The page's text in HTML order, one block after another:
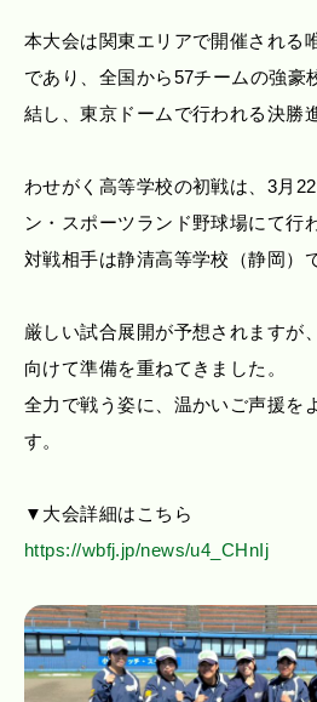
本大会は関東エリアで開催される
であり、全国から57チームの強豪
結し、東京ドームで行われる決勝
わせがく高等学校の初戦は、3月
ン・スポーツランド野球場にて行
対戦相手は静清高等学校（静岡）
厳しい試合展開が予想されますが
向けて準備を重ねてきました。
全力で戦う姿に、温かいご声援を
す。
▼大会詳細はこちら
https://wbfj.jp/news/u4_CHnIj